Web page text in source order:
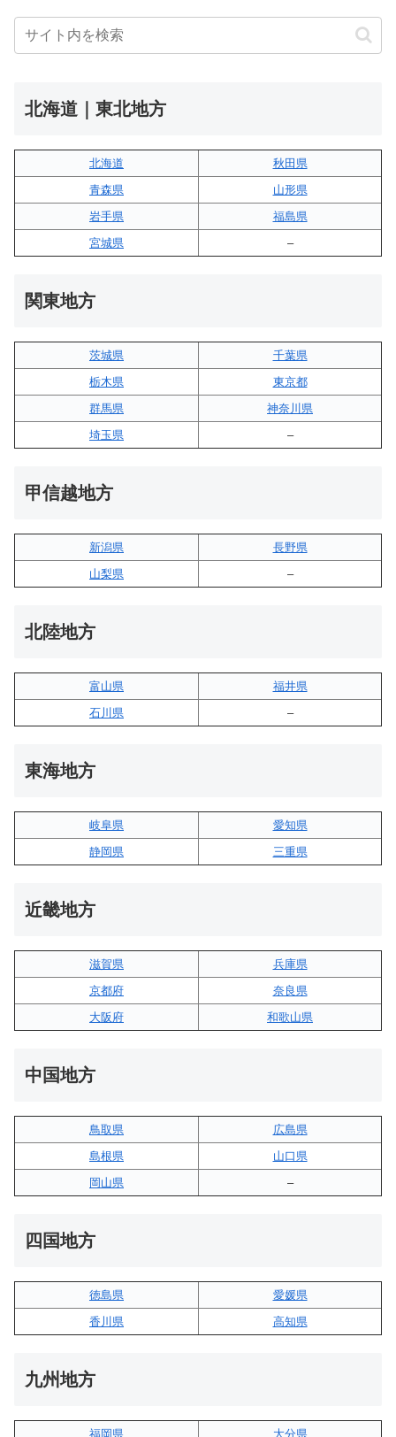
北海道｜東北地方
北海道
秋田県
青森県
山形県
岩手県
福島県
宮城県
–
関東地方
茨城県
千葉県
栃木県
東京都
群馬県
神奈川県
埼玉県
–
甲信越地方
新潟県
長野県
山梨県
–
北陸地方
富山県
福井県
石川県
–
東海地方
岐阜県
愛知県
静岡県
三重県
近畿地方
滋賀県
兵庫県
京都府
奈良県
大阪府
和歌山県
中国地方
鳥取県
広島県
島根県
山口県
岡山県
–
四国地方
徳島県
愛媛県
香川県
高知県
九州地方
福岡県 大分県